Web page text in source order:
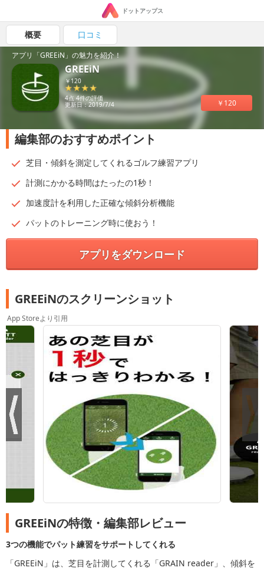
ドットアップス
概要 口コミ
アプリ「GREEiN」の魅力を紹介！
GREEiN
￥120
4点 4件の評価
更新日：2019/7/4 ￥120
編集部のおすすめポイント
芝目・傾斜を測定してくれるゴルフ練習アプリ
計測にかかる時間はたったの1秒！
加速度計を利用した正確な傾斜分析機能
パットのトレーニング時に使おう！
アプリをダウンロード
GREEiNのスクリーンショット
App Storeより引用
GREEiNの特徴・編集部レビュー
3つの機能でパット練習をサポートしてくれる
「GREEiN」は、芝目を計測してくれる「GRAIN reader」、傾斜を